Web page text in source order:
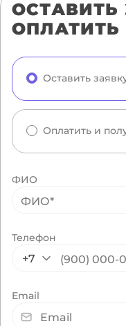
ОСТАВИТЬ
ОПЛАТИТЬ
Оставить
Оплатить и
ФИО
Телефон
+7
Email